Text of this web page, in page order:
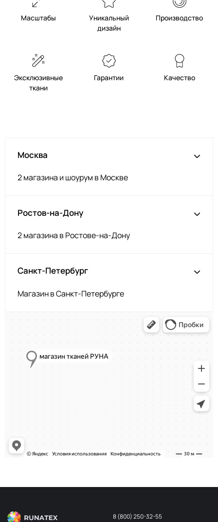
Масштабы
Уникальный
дизайн
Производство
Эксклюзивные
ткани
Гарантии Качество
Москва
2 магазина и шоурум в Москве
Ростов-на-Дону
2 магазина в Ростове-на-Дону
Санкт-Петербург
Магазин в Санкт-Петербурге
8 (800) 250-32-55